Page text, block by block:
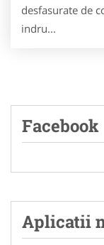
desfasurate de
indru...
Facebook
Aplicatii